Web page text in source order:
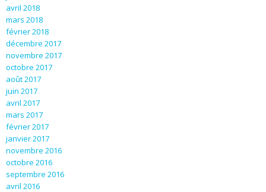
avril 2018
mars 2018
février 2018
décembre 2017
novembre 2017
octobre 2017
août 2017
juin 2017
avril 2017
mars 2017
février 2017
janvier 2017
novembre 2016
octobre 2016
septembre 2016
avril 2016